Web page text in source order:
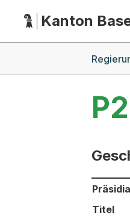
Hauptnavigation
Kanton
Titel